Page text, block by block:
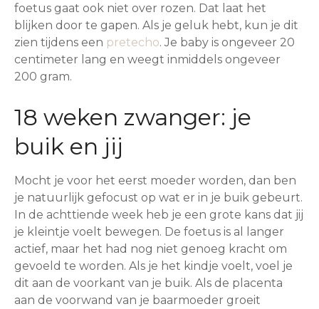
foetus gaat ook niet over rozen. Dat laat het
blijken door te gapen. Als je geluk hebt, kun je dit
zien tijdens een pretecho. Je baby is ongeveer 20
centimeter lang en weegt inmiddels ongeveer
200 gram.
18 weken zwanger: je
buik en jij
Mocht je voor het eerst moeder worden, dan ben
je natuurlijk gefocust op wat er in je buik gebeurt.
In de achttiende week heb je een grote kans dat jij
je kleintje voelt bewegen. De foetus is al langer
actief, maar het had nog niet genoeg kracht om
gevoeld te worden. Als je het kindje voelt, voel je
dit aan de voorkant van je buik. Als de placenta
aan de voorwand van je baarmoeder groeit